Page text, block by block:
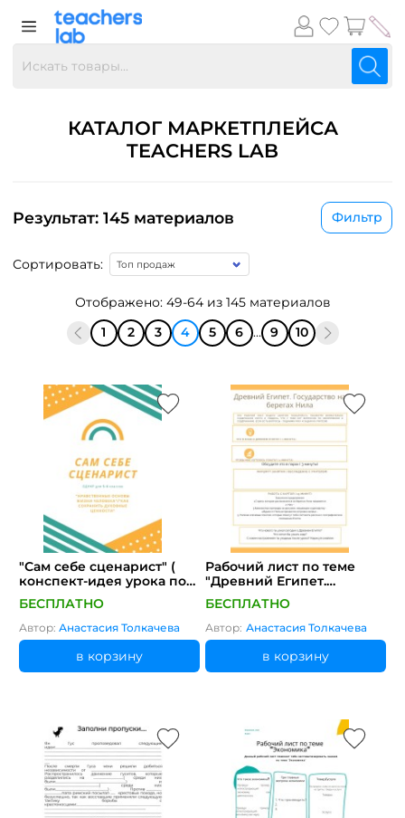
КАТАЛОГ МАРКЕТПЛЕЙСА
TEACHERS LAB
Результат: 145 материалов Фильтр
Сортировать:
Отображено: 49-64 из 145 материалов
1
2 3 4 5 6 ... 9 10
"Сам себе сценарист" (
конспект-идея урока по
обществознанию/ОДНКР)
БЕСПЛАТНО
Автор: Анастасия Толкачева
в корзину
Рабочий лист по теме
"Древний Египет.
Государство на берегах
Нила"
БЕСПЛАТНО
Автор: Анастасия Толкачева
в корзину